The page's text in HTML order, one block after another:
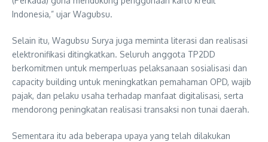
Indonesia,” ujar Wagubsu.
Selain itu, Wagubsu Surya juga meminta literasi dan realisasi
elektronifikasi ditingkatkan. Seluruh anggota TP2DD
berkomitmen untuk memperluas pelaksanaan sosialisasi dan
capacity building untuk meningkatkan pemahaman OPD, wajib
pajak, dan pelaku usaha terhadap manfaat digitalisasi, serta
mendorong peningkatan realisasi transaksi non tunai daerah.
Sementara itu ada beberapa upaya yang telah dilakukan